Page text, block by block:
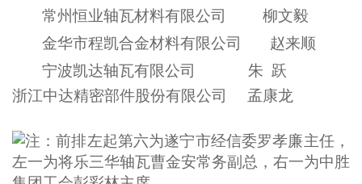
常州恒业轴瓦材料有限公司 柳文毅
金华市程凯合金材料有限公司 赵来顺
宁波凯达轴瓦有限公司 朱 跃
浙江中达精密部件股份有限公司 孟康龙